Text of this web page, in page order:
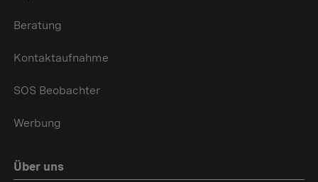
Beratung
Kontaktaufnahme
SOS Beobachter
Werbung
Über uns